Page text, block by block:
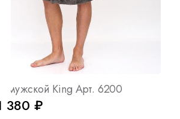
мужской King Арт. 6200
380 ₽